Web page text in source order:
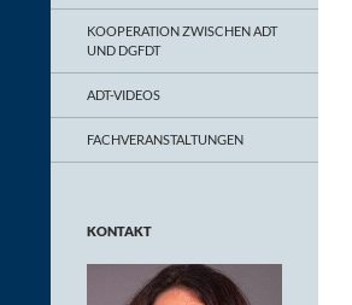
KOOPERATION ZWISCHEN ADT
UND DGFDT
ADT-VIDEOS
FACHVERANSTALTUNGEN
KONTAKT